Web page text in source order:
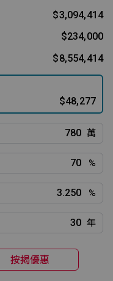
$3,094,414
$234,000
$8,554,414
$48,277
萬
%
%
年
按揭優惠